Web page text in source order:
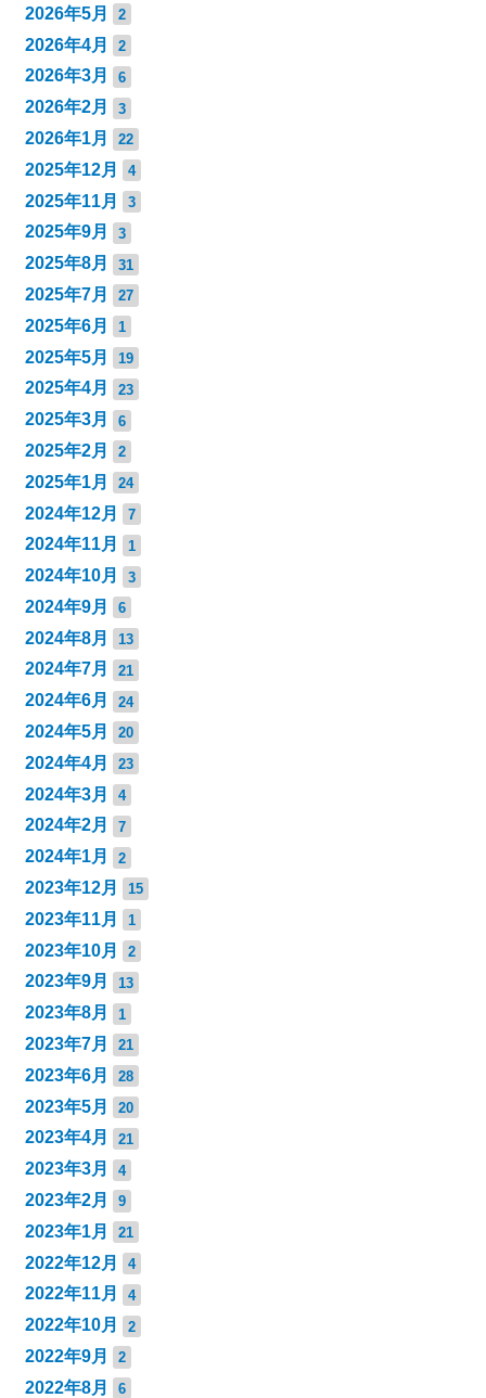
2026年5月 2
2026年4月 2
2026年3月 6
2026年2月 3
2026年1月 22
2025年12月 4
2025年11月 3
2025年9月 3
2025年8月 31
2025年7月 27
2025年6月 1
2025年5月 19
2025年4月 23
2025年3月 6
2025年2月 2
2025年1月 24
2024年12月 7
2024年11月 1
2024年10月 3
2024年9月 6
2024年8月 13
2024年7月 21
2024年6月 24
2024年5月 20
2024年4月 23
2024年3月 4
2024年2月 7
2024年1月 2
2023年12月 15
2023年11月 1
2023年10月 2
2023年9月 13
2023年8月 1
2023年7月 21
2023年6月 28
2023年5月 20
2023年4月 21
2023年3月 4
2023年2月 9
2023年1月 21
2022年12月 4
2022年11月 4
2022年10月 2
2022年9月 2
2022年8月 6